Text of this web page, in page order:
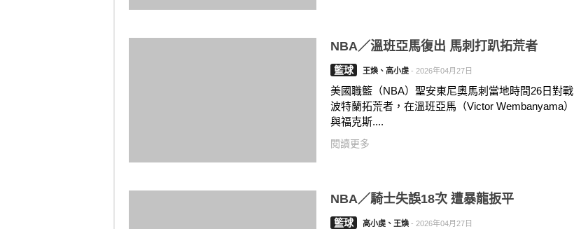
NBA／溫班亞馬復出 馬刺打趴拓荒者
籃球 王煥、高小虔 - 2026年04月27日
美國職籃（NBA）聖安東尼奧馬刺當地時間26日對戰
波特蘭拓荒者，在溫班亞馬（Victor Wembanyama）
與福克斯....
閱讀更多
NBA／騎士失誤18次 遭暴龍扳平
籃球 高小虔、王煥 - 2026年04月27日